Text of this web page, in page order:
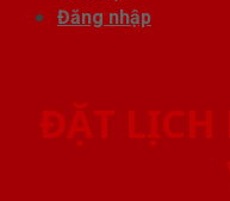
Đăng nhập
ĐẶT LỊCH